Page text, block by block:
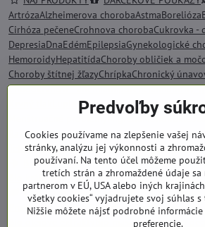
ArtrózaAlzheimerova chorobaAstmaBorelióza
Cirhóza pečeneCrohnova chorobaCukrovka -
DepresiaDnaEdémEpilepsiaGynekologické
HemoroidyHepatitídaChoroby obličiek a
Choroby štítnej žľazyChrípkaChronický
Chudokrvnosť - anémiaImpotenciaImunitný
Lupienka - psoriázaLupus
Mononukleóza
RakovinaSkleróza multiplexSrdce a
TehotenstvoTráviace problémyZvýšený
BIO KOZMETIKA SALOOSBio bambucké
Bio kráľovská starostlivosťBio kokosový olej
Kvetinové pleťové vody
Bio kozmetika
Problematická pleť Prírodné olejeBio oleje na
Bio masážne olejeBio
Predvoľby
Cookies používame na zlepšenie vašej
stránky, analýzu jej výkonnosti a
používaní. Na tento účel môžeme
tretích strán a zhromaždené údaje
partnerom v EÚ, USA alebo iných
všetky cookies“ vyjadrujete svoj súhlas
Nižšie môžete nájsť podrobné
preferencie.